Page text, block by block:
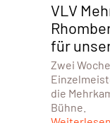
VLV
für
Zwei
die
Bühne.